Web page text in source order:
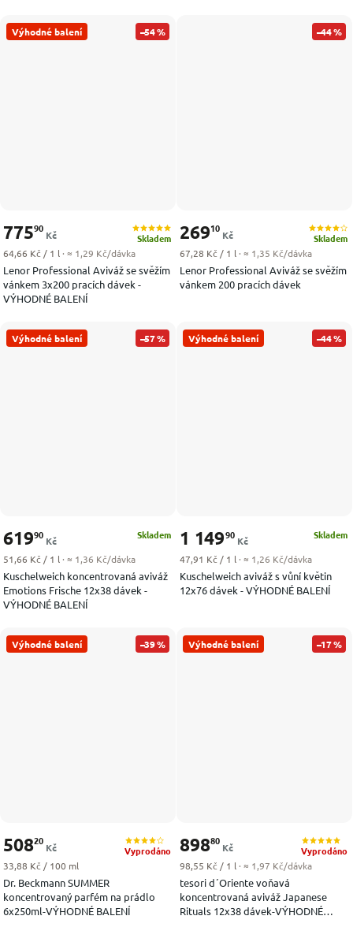
Výhodné balení –54 %
Lenor Professional Aviváž se svěžím
vánkem 3x200 pracích dávek -
VÝHODNÉ BALENÍ
Skladem
77590
Kč
Měrná cena:
64,66 Kč / 1 l · ≈ 1,29 Kč/dávka
–44 %
Lenor Professional Aviváž se svěžím
vánkem 200 pracích dávek
Skladem
26910
Kč
Měrná cena:
67,28 Kč / 1 l · ≈ 1,35 Kč/dávka
Výhodné balení –57 %
Kuschelweich koncentrovaná aviváž
Emotions Frische 12x38 dávek -
VÝHODNÉ BALENÍ
Skladem
61990
Kč
Měrná cena:
51,66 Kč / 1 l · ≈ 1,36 Kč/dávka
Výhodné balení –44 %
Kuschelweich aviváž s vůní květin
12x76 dávek - VÝHODNÉ BALENÍ
Skladem
1 14990
Kč
Měrná cena:
47,91 Kč / 1 l · ≈ 1,26 Kč/dávka
Výhodné balení –39 %
Dr. Beckmann SUMMER
koncentrovaný parfém na prádlo
6x250ml-VÝHODNÉ BALENÍ
Vyprodáno
50820
Kč
Měrná cena:
33,88 Kč / 100 ml
Výhodné balení –17 %
tesori d´Oriente voňavá
koncentrovaná aviváž Japanese
Rituals 12x38 dávek-VÝHODNÉ
Vyprodáno
89880
Kč
Měrná cena:
98,55 Kč / 1 l · ≈ 1,97 Kč/dávka